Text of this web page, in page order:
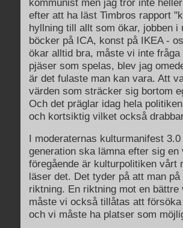
kommunist men jag tror inte
efter att ha läst Timbros rapport
hyllning till allt som ökar, jobben
böcker på ICA, konst på IKEA -
ökar alltid bra, måste vi inte
pjäser som spelas, blev jag
är det fulaste man kan vara. Att
värden som sträcker sig bortom
Och det präglar idag hela
och kortsiktig vilket också
I moderaternas kulturmanifest
generation ska lämna efter sig
föregående är kulturpolitiken vårt
läser det. Det tyder på att man
riktning. En riktning mot en
måste vi också tillåtas att
och vi måste ha platser som